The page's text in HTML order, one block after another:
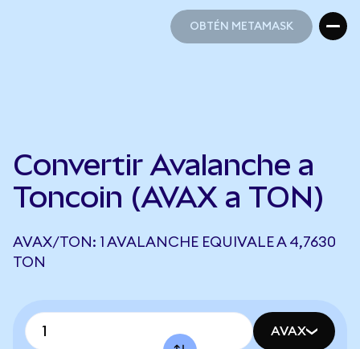
OBTÉN METAMASK
Convertir Avalanche a
Toncoin (AVAX a TON)
AVAX/TON: 1 AVALANCHE EQUIVALE A 4,7630
TON
AVAX